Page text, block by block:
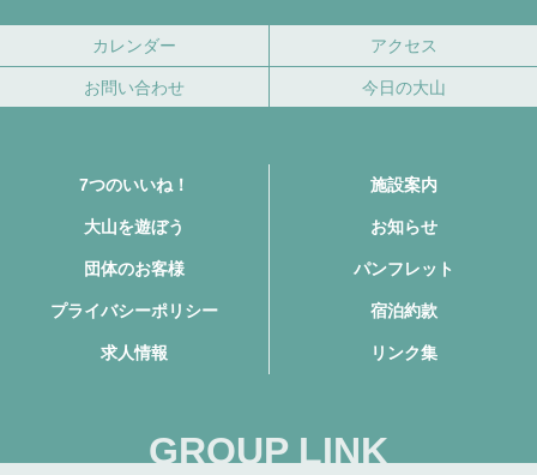
カレンダー アクセス
お問い合わせ 今日の大山
7つのいいね！ 施設案内
大山を遊ぼう お知らせ
団体のお客様 パンフレット
プライバシーポリシー 宿泊約款
求人情報 リンク集
GROUP LINK